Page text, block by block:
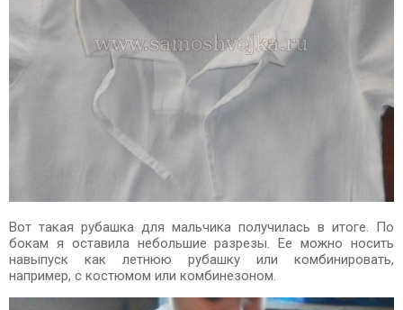
Вот такая рубашка для мальчика получилась в итоге. По
бокам я оставила небольшие разрезы. Ее можно носить
навыпуск как летнюю рубашку или комбинировать,
например, с костюмом или комбинезоном.